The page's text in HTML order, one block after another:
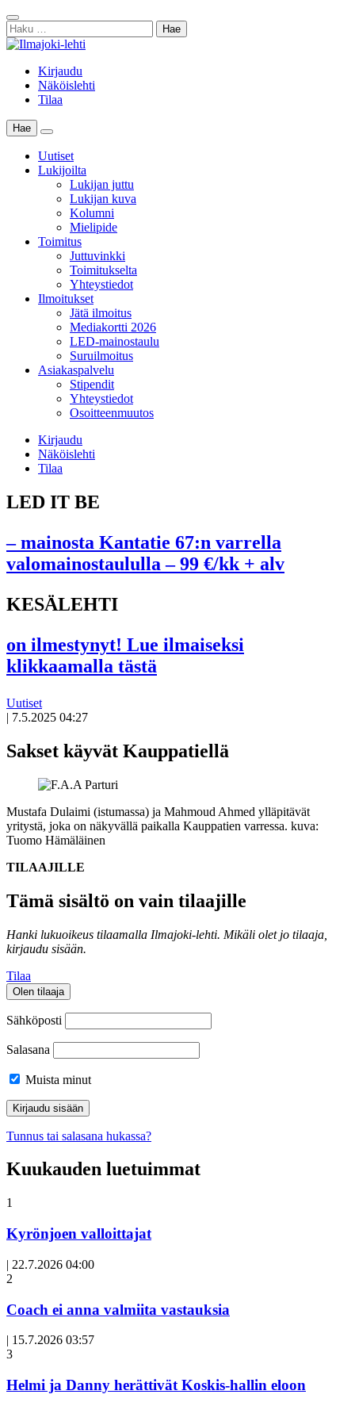
Skip
to
content
Sulje
haku
Haku:
Kirjaudu
Näköislehti
Tilaa
Hae
Main
Menu
Uutiset
Lukijoilta
Lukijan juttu
Lukijan kuva
Kolumni
Mielipide
Toimitus
Juttuvinkki
Toimitukselta
Yhteystiedot
Ilmoitukset
Jätä ilmoitus
Mediakortti 2026
LED-mainostaulu
Suruilmoitus
Asiakaspalvelu
Stipendit
Yhteystiedot
Osoitteenmuutos
Kirjaudu
Näköislehti
Tilaa
LED IT BE
– mainosta Kantatie 67:n varrella
valomainostaululla – 99 €/kk + alv
KESÄLEHTI
on ilmestynyt! Lue ilmaiseksi
klikkaamalla tästä
Uutiset
| 7.5.2025 04:27
Sakset käyvät Kauppatiellä
Mustafa Dulaimi (istumassa) ja Mahmoud Ahmed ylläpitävät
yritystä, joka on näkyvällä paikalla Kauppatien varressa. kuva:
Tuomo Hämäläinen
TILAAJILLE
Tämä sisältö on vain tilaajille
Hanki lukuoikeus tilaamalla Ilmajoki-lehti. Mikäli olet jo tilaaja,
kirjaudu sisään.
Tilaa
Olen tilaaja
Sähköposti
Salasana
Muista minut
Tunnus tai salasana hukassa?
Kuukauden luetuimmat
1
Kyrönjoen valloittajat
| 22.7.2026 04:00
Avoin
2
Coach ei anna valmiita vastauksia
| 15.7.2026 03:57
3
Helmi ja Danny herättivät Koskis-hallin eloon